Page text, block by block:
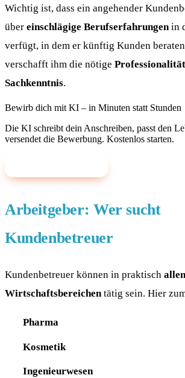
Wichtig ist, dass ein angehender
über einschlägige Berufserfahrungen in
verfügt, in dem er künftig Kunden
verschafft ihm die nötige Professionalität
Sachkenntnis.
Bewirb dich mit KI – in Minuten statt Stunden
Die KI schreibt dein Anschreiben, passt den
versendet die Bewerbung. Kostenlos starten.
Arbeitgeber: Wer sucht
Kundenbetreuer
Kundenbetreuer können in praktisch allen
Wirtschaftsbereichen tätig sein. Hier
Pharma
Kosmetik
Ingenieurwesen